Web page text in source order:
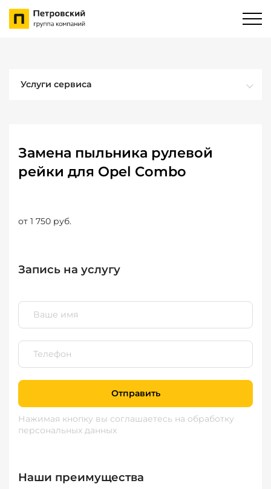
Услуги сервиса
Замена пыльника рулевой
рейки для Opel Combo
от 1 750 руб.
Запись на услугу
Отправить
Нажимая кнопку вы соглашаетесь на обработку
персональных данных
Наши преимущества